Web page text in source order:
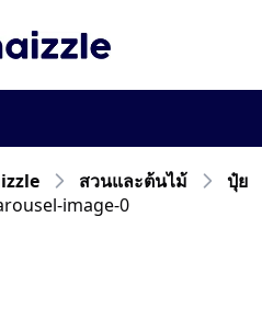
สวนและต้นไม้ ปุ๋ย